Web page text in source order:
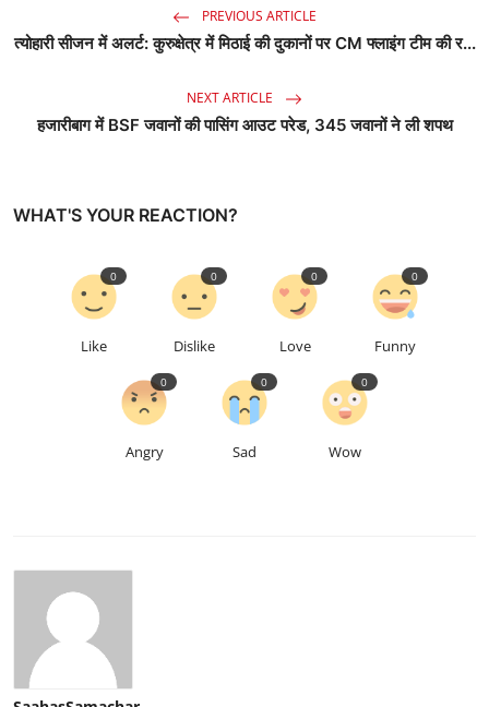
PREVIOUS ARTICLE
त्योहारी सीजन में अलर्ट: कुरुक्षेत्र में मिठाई की दुकानों पर CM फ्लाइंग टीम की र...
NEXT ARTICLE
हजारीबाग में BSF जवानों की पासिंग आउट परेड, 345 जवानों ने ली शपथ
WHAT'S YOUR REACTION?
Like
0
Dislike
0
Love
0
Funny
0
Angry
0
Sad
0
Wow
0